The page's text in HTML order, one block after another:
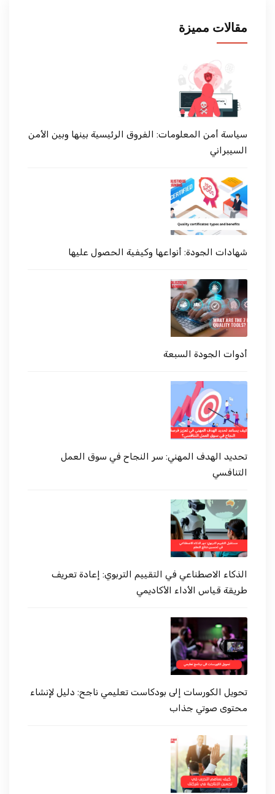
مقالات مميزة
سياسة أمن المعلومات: الفروق الرئيسية بينها وبين الأمن
السيبراني
شهادات الجودة: أنواعها وكيفية الحصول عليها
أدوات الجودة السبعة
تحديد الهدف المهني: سر النجاح في سوق العمل
التنافسي
الذكاء الاصطناعي في التقييم التربوي: إعادة تعريف
طريقة قياس الأداء الأكاديمي
تحويل الكورسات إلى بودكاست تعليمي ناجح: دليل لإنشاء
محتوى صوتي جذاب